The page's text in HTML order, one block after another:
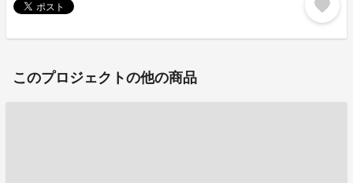
favorite
このプロジェクトの他の商品